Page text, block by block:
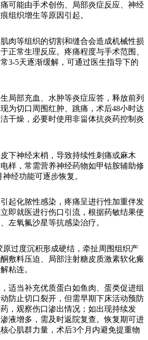
可能由手术创伤、局部炎症反应、神经
组织增生等原因引起。
肉等组织的切割和缝合会造成机械性损
正常生理反应。疼痛程度与手术范围、
3-5天逐渐缓解，可通过医生指导下的
局部充血、水肿等炎症应答，释放前列
为切口周围红肿、跳痛，术后48小时达
干燥，必要时使用非甾体抗炎药控制炎
下神经末梢，导致持续性刺痛或麻木
样，常需营养神经药物如甲钴胺辅助修
经功能可逐步恢复。
起化脓性感染，疼痛呈进行性加重伴发
即就医进行伤口引流，根据药敏结果使
左氧氟沙星等抗感染治疗。
原过度沉积形成硬结，牵扯周围组织产
敷料压迫、局部注射糖皮质激素软化瘢
粘连。
适当补充优质蛋白如鱼肉、蛋类促进组
防止切口裂开，但需早期下床活动预防
，观察伤口渗出情况；如出现持续发
液增多，需及时返院复查。恢复期可进
心肌群力量，术后3个月内避免提重物